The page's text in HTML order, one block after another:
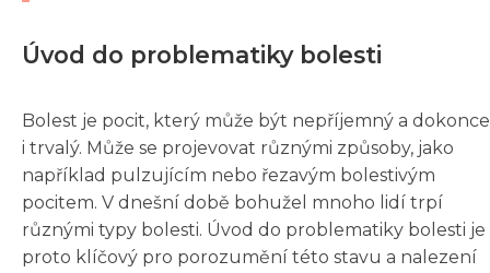
Úvod do problematiky bolesti
Bolest je pocit, který může být nepříjemný a dokonce
i trvalý. Může se projevovat různými způsoby, jako
například pulzujícím nebo řezavým bolestivým
pocitem. V dnešní době bohužel mnoho lidí trpí
různými typy bolesti. Úvod do problematiky bolesti je
proto klíčový pro porozumění této stavu a nalezení